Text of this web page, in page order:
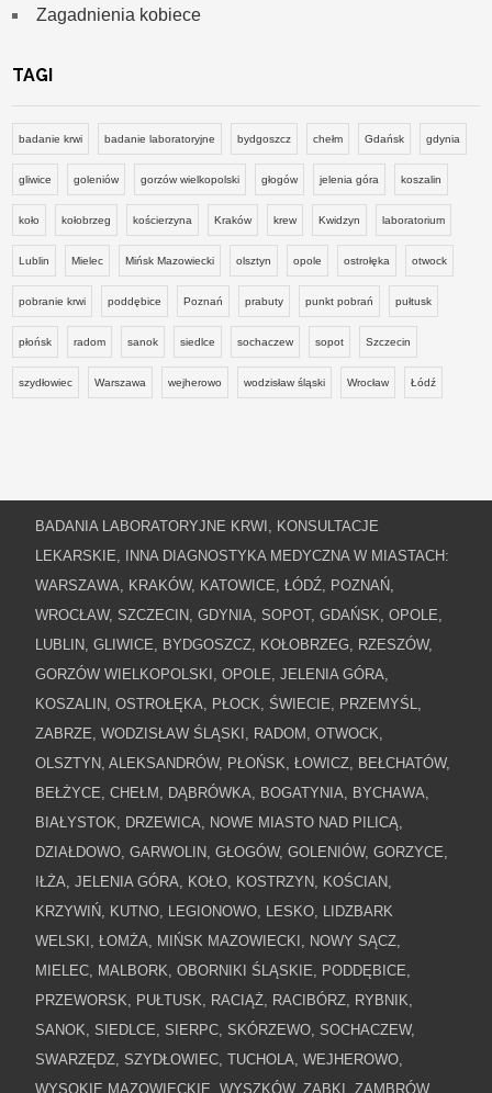
Zagadnienia kobiece
TAGI
badanie krwi badanie laboratoryjne bydgoszcz chełm Gdańsk gdynia
gliwice goleniów gorzów wielkopolski głogów jelenia góra koszalin
koło kołobrzeg kościerzyna Kraków krew Kwidzyn laboratorium
Lublin Mielec Mińsk Mazowiecki olsztyn opole ostrołęka otwock
pobranie krwi poddębice Poznań prabuty punkt pobrań pułtusk
płońsk radom sanok siedlce sochaczew sopot Szczecin
szydłowiec Warszawa wejherowo wodzisław śląski Wrocław Łódź
BADANIA LABORATORYJNE KRWI, KONSULTACJE
LEKARSKIE, INNA DIAGNOSTYKA MEDYCZNA W MIASTACH:
WARSZAWA, KRAKÓW, KATOWICE, ŁÓDŹ, POZNAŃ,
WROCŁAW, SZCZECIN, GDYNIA, SOPOT, GDAŃSK, OPOLE,
LUBLIN, GLIWICE, BYDGOSZCZ, KOŁOBRZEG, RZESZÓW,
GORZÓW WIELKOPOLSKI, OPOLE, JELENIA GÓRA,
KOSZALIN, OSTROŁĘKA, PŁOCK, ŚWIECIE, PRZEMYŚL,
ZABRZE, WODZISŁAW ŚLĄSKI, RADOM, OTWOCK,
OLSZTYN, ALEKSANDRÓW, PŁOŃSK, ŁOWICZ, BEŁCHATÓW,
BEŁŻYCE, CHEŁM, DĄBRÓWKA, BOGATYNIA, BYCHAWA,
BIAŁYSTOK, DRZEWICA, NOWE MIASTO NAD PILICĄ,
DZIAŁDOWO, GARWOLIN, GŁOGÓW, GOLENIÓW, GORZYCE,
IŁŻA, JELENIA GÓRA, KOŁO, KOSTRZYN, KOŚCIAN,
KRZYWIŃ, KUTNO, LEGIONOWO, LESKO, LIDZBARK
WELSKI, ŁOMŻA, MIŃSK MAZOWIECKI, NOWY SĄCZ,
MIELEC, MALBORK, OBORNIKI ŚLĄSKIE, PODDĘBICE,
PRZEWORSK, PUŁTUSK, RACIĄŻ, RACIBÓRZ, RYBNIK,
SANOK, SIEDLCE, SIERPC, SKÓRZEWO, SOCHACZEW,
SWARZĘDZ, SZYDŁOWIEC, TUCHOLA, WEJHEROWO,
WYSOKIE MAZOWIECKIE, WYSZKÓW, ZĄBKI, ZAMBRÓW,